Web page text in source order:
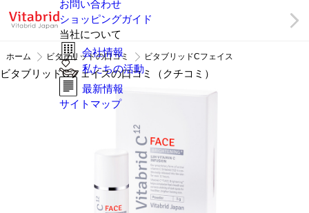
お問い合わせ
ショッピングガイド
当社について
会社情報
私たちの活動
最新情報
サイトマップ
ホーム ビタブリッドの口コミ ビタブリッドCフェイス
ビタブリッドCフェイスの口コミ（クチコミ）